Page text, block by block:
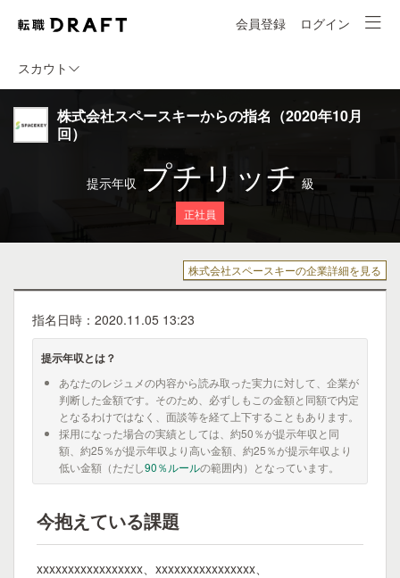
会員登録 ログイン
スカウト
株式会社スペースキーからの指名（2020年10月
回）
提示年収 プチリッチ 級
正社員
株式会社スペースキーの企業詳細を見る
指名日時：2020.11.05 13:23
提示年収とは？
あなたのレジュメの内容から読み取った実力に対して、企業が
判断した金額です。そのため、必ずしもこの金額と同額で内定
となるわけではなく、面談等を経て上下することもあります。
採用になった場合の実績としては、約50％が提示年収と同
額、約25％が提示年収より高い金額、約25％が提示年収より
低い金額（ただし90％ルールの範囲内）となっています。
今抱えている課題
xxxxxxxxxxxxxxxxx、xxxxxxxxxxxxxxxx、